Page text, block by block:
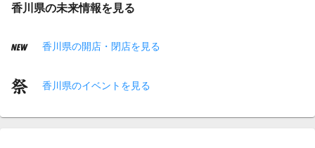
香川県の未来情報を見る
香川県の開店・閉店を見る
香川県のイベントを見る